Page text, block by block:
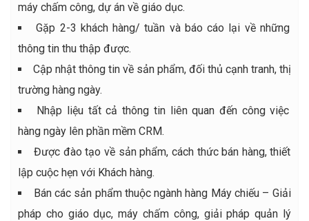
máy chấm công, dự án về giáo dục.
Gặp 2-3 khách hàng/ tuần và báo cáo lại về những
thông tin thu thập được.
Cập nhật thông tin về sản phẩm, đối thủ cạnh tranh, thị
trường hàng ngày.
Nhập liệu tất cả thông tin liên quan đến công việc
hàng ngày lên phần mềm CRM.
Được đào tạo về sản phẩm, cách thức bán hàng, thiết
lập cuộc hẹn với Khách hàng.
Bán các sản phẩm thuộc ngành hàng Máy chiếu – Giải
pháp cho giáo dục, máy chấm công, giải pháp quản lý